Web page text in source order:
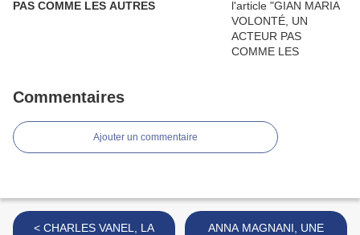
PAS COMME LES AUTRES
Commentaires
Ajouter un commentaire
< CHARLES VANEL, LA
ANNA MAGNANI, UNE